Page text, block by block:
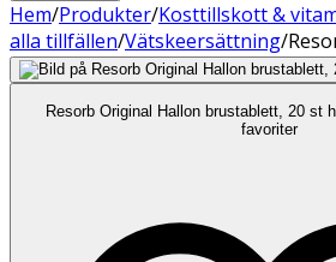
Hem/Produkter/Kosttillskott &
alla tillfällen/Vätskeersättning/
Resorb Original Hallon brustablett, 20 st
favoriter